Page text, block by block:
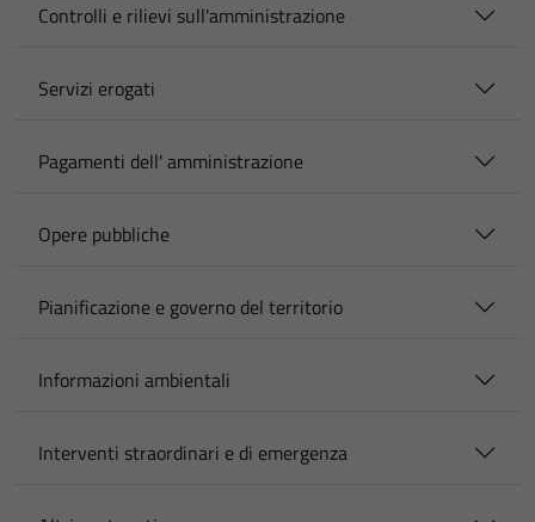
Controlli e rilievi sull'amministrazione
Servizi erogati
Pagamenti dell' amministrazione
Opere pubbliche
Pianificazione e governo del territorio
Informazioni ambientali
Interventi straordinari e di emergenza